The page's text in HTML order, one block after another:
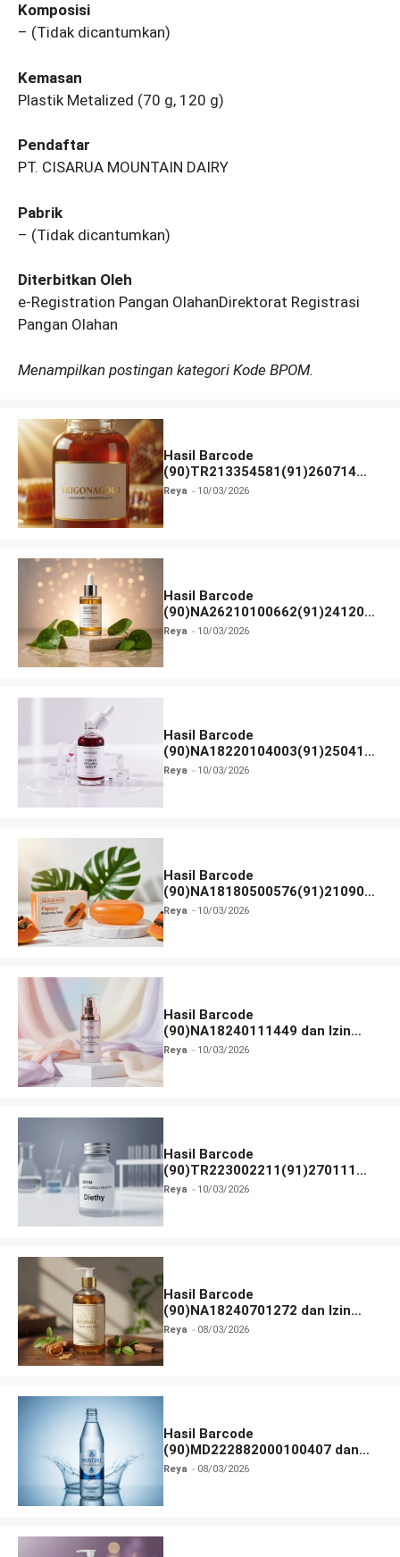
Komposisi
– (Tidak dicantumkan)
Kemasan
Plastik Metalized (70 g, 120 g)
Pendaftar
PT. CISARUA MOUNTAIN DAIRY
Pabrik
– (Tidak dicantumkan)
Diterbitkan Oleh
e-Registration Pangan OlahanDirektorat Registrasi
Pangan Olahan
Menampilkan postingan kategori Kode BPOM.
Hasil Barcode
(90)TR213354581(91)260714
dan Izin BPOM
Reya 10/03/2026
Hasil Barcode
(90)NA26210100662(91)241203
dan Izin BPOM
Reya 10/03/2026
Hasil Barcode
(90)NA18220104003(91)250418
dan Izin BPOM
Reya 10/03/2026
Hasil Barcode
(90)NA18180500576(91)210906
dan Izin BPOM
Reya 10/03/2026
Hasil Barcode
(90)NA18240111449 dan Izin
BPOM
Reya 10/03/2026
Hasil Barcode
(90)TR223002211(91)270111
dan Izin BPOM
Reya 10/03/2026
Hasil Barcode
(90)NA18240701272 dan Izin
BPOM
Reya 08/03/2026
Hasil Barcode
(90)MD222882000100407 dan
Izin BPOM
Reya 08/03/2026